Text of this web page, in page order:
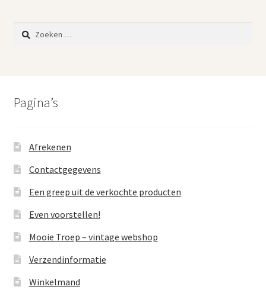
Zoeken
naar:
Pagina’s
Afrekenen
Contactgegevens
Een greep uit de verkochte producten
Even voorstellen!
Mooie Troep – vintage webshop
Verzendinformatie
Winkelmand